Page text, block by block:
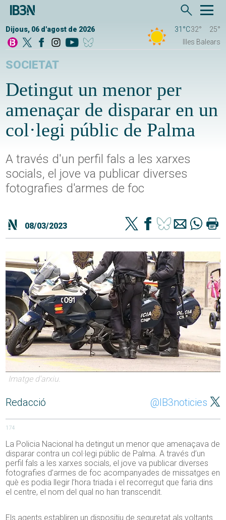
Dijous, 06 d'agost de 2026 31°C32°
25°
Illes Balears
SOCIETAT
Detingut un menor per
amenaçar de disparar en un
col·legi públic de Palma
A través d'un perfil fals a les xarxes
socials, el jove va publicar diverses
fotografies d'armes de foc
08/03/2023
Imatge d'arxiu.
Redacció @IB3noticies
174
La Policia Nacional ha detingut un menor que amenaçava de
disparar contra un col·legi públic de Palma. A través d’un
perfil fals a les xarxes socials, el jove va publicar diverses
fotografies d’armes de foc acompanyades de missatges en
què es podia llegir l’hora triada i el recorregut que faria dins
el centre, el nom del qual no han transcendit.
Els agents establiren un dispositiu de seguretat als voltants